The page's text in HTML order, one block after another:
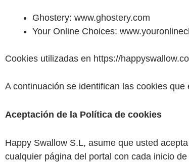
Ghostery: www.ghostery.com
Your Online Choices:
Cookies utilizadas en https://
A continuación se identifican las cookies
Aceptación de la Política de cookies
Happy Swallow S.L, asume que usted
cualquier página del portal con cada inicio